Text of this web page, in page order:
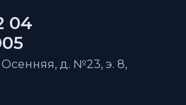
04
Осенняя, д. №23, э. 8,